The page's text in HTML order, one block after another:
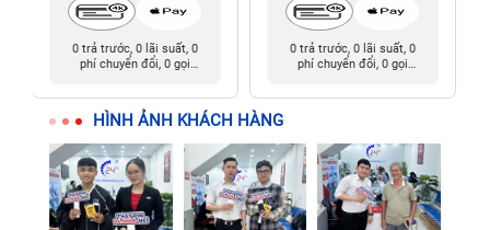
0 trả trước, 0 lãi suất, 0
phí chuyển đổi, 0 gọi
0 trả trước, 0 lãi suất, 0
phí chuyển đổi, 0 gọi
HÌNH ẢNH KHÁCH HÀNG